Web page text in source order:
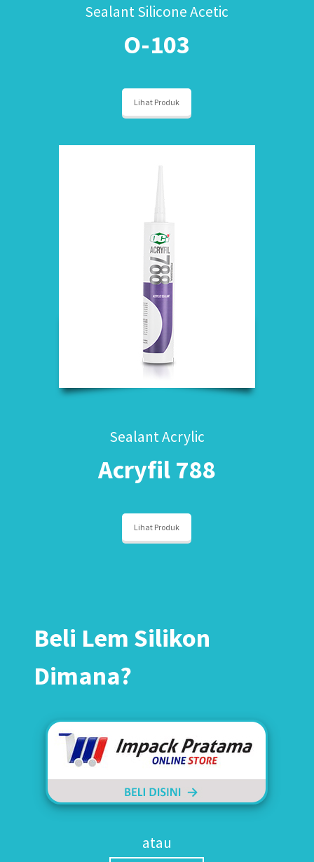
Sealant Silicone Acetic
O-103
Lihat Produk
Sealant Acrylic
Acryfil 788
Lihat Produk
Beli Lem Silikon
Dimana?
atau